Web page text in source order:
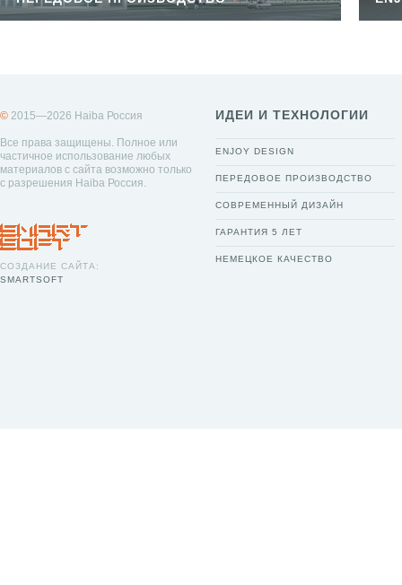
© 2015—2026 Haiba Россия
Все права защищены. Полное или
частичное использование любых
материалов с сайта возможно только
с разрешения Haiba Россия.
СОЗДАНИЕ САЙТА:
SMARTSOFT
ИДЕИ И ТЕХНОЛОГИИ
ENJOY DESIGN
ПЕРЕДОВОЕ ПРОИЗВОДСТВО
СОВРЕМЕННЫЙ ДИЗАЙН
ГАРАНТИЯ 5 ЛЕТ
НЕМЕЦКОЕ КАЧЕСТВО